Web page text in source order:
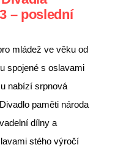
– poslední
mládež ve věku od
spojené s oslavami
nabízí srpnová
paměti národa
dílny a
stého výročí